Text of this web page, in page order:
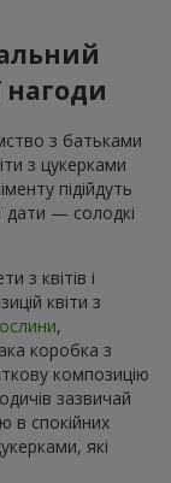
нагоди
з батьками
з цукерками
підійдуть
дати — солодкі
з квітів і
квіти з
,
коробка з
композицію
зазвичай
в спокійних
які